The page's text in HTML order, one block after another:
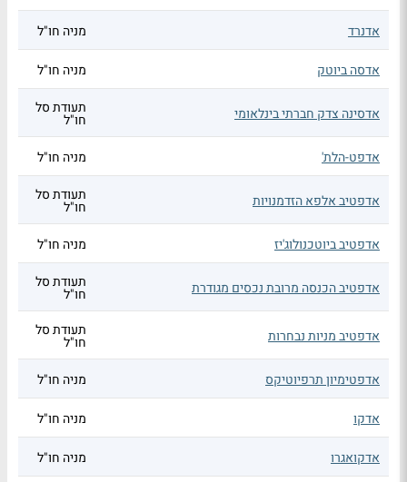
אדנרד מניה חו"ל
אדסה ביוטק מניה חו"ל
אדסינה צדק חברתי בינלאומי תעודת סל
חו"ל
אדפט-הלת'
מניה חו"ל
אדפטיב אלפא הזדמנויות תעודת סל
חו"ל
אדפטיב ביוטכנולוג'יז
מניה חו"ל
אדפטיב הכנסה מרובת נכסים מגודרת תעודת סל
חו"ל
אדפטיב מניות נבחרות תעודת סל
חו"ל
אדפטימיון תרפיוטיקס
מניה חו"ל
אדקו מניה חו"ל
אדקואגרו מניה חו"ל